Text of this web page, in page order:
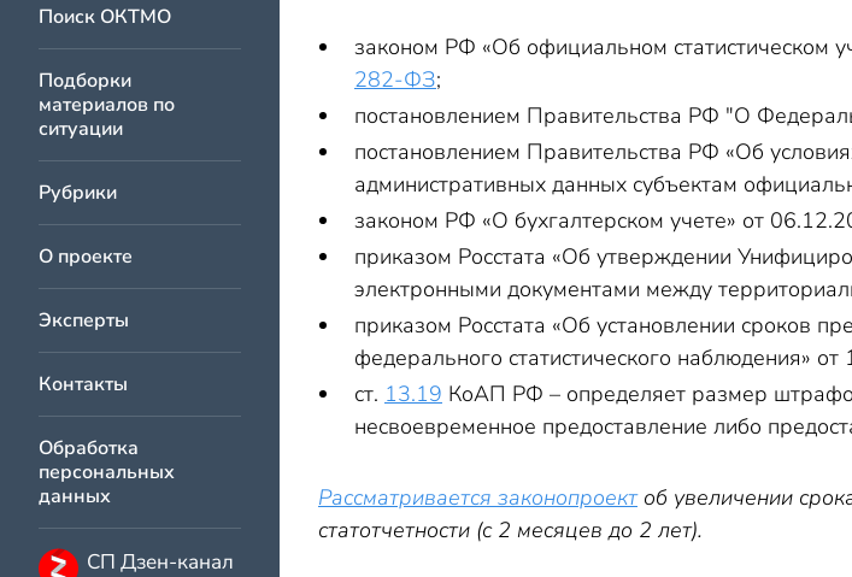
Поиск ОКТМО
Подборки
материалов по
ситуации
Рубрики
О проекте
Эксперты
Контакты
Обработка
персональных
данных
СП Дзен-канал
законом РФ «Об официальном статистическом
282-ФЗ;
постановлением Правительства РФ "О
постановлением Правительства РФ «Об
административных данных субъектам
законом РФ «О бухгалтерском учете» от
приказом Росстата «Об утверждении
электронными документами между
приказом Росстата «Об установлении сроков
федерального статистического наблюдения» от
ст. 13.19 КоАП РФ – определяет размер
несвоевременное предоставление либо
Рассматривается законопроектоб увеличении
статотчетности (с 2 месяцев до 2 лет).